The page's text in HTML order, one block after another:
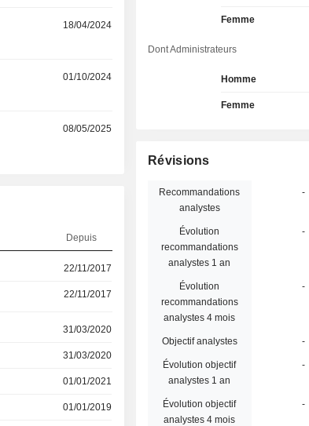
18/04/2024
01/10/2024
08/05/2025
Depuis
22/11/2017
22/11/2017
31/03/2020
31/03/2020
01/01/2021
01/01/2019
Femme
Dont Administrateurs
Homme
Femme
Révisions
Recommandations
analystes
-
Évolution
recommandations
analystes 1 an
-
Évolution
recommandations
analystes 4 mois
-
Objectif analystes -
Évolution objectif
analystes 1 an
-
Évolution objectif
analystes 4 mois
-